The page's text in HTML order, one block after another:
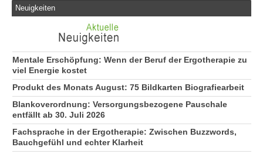
Neuigkeiten
Mentale Erschöpfung: Wenn der Beruf der Ergotherapie zu
viel Energie kostet
Produkt des Monats August: 75 Bildkarten Biografiearbeit
Blankoverordnung: Versorgungsbezogene Pauschale
entfällt ab 30. Juli 2026
Fachsprache in der Ergotherapie: Zwischen Buzzwords,
Bauchgefühl und echter Klarheit